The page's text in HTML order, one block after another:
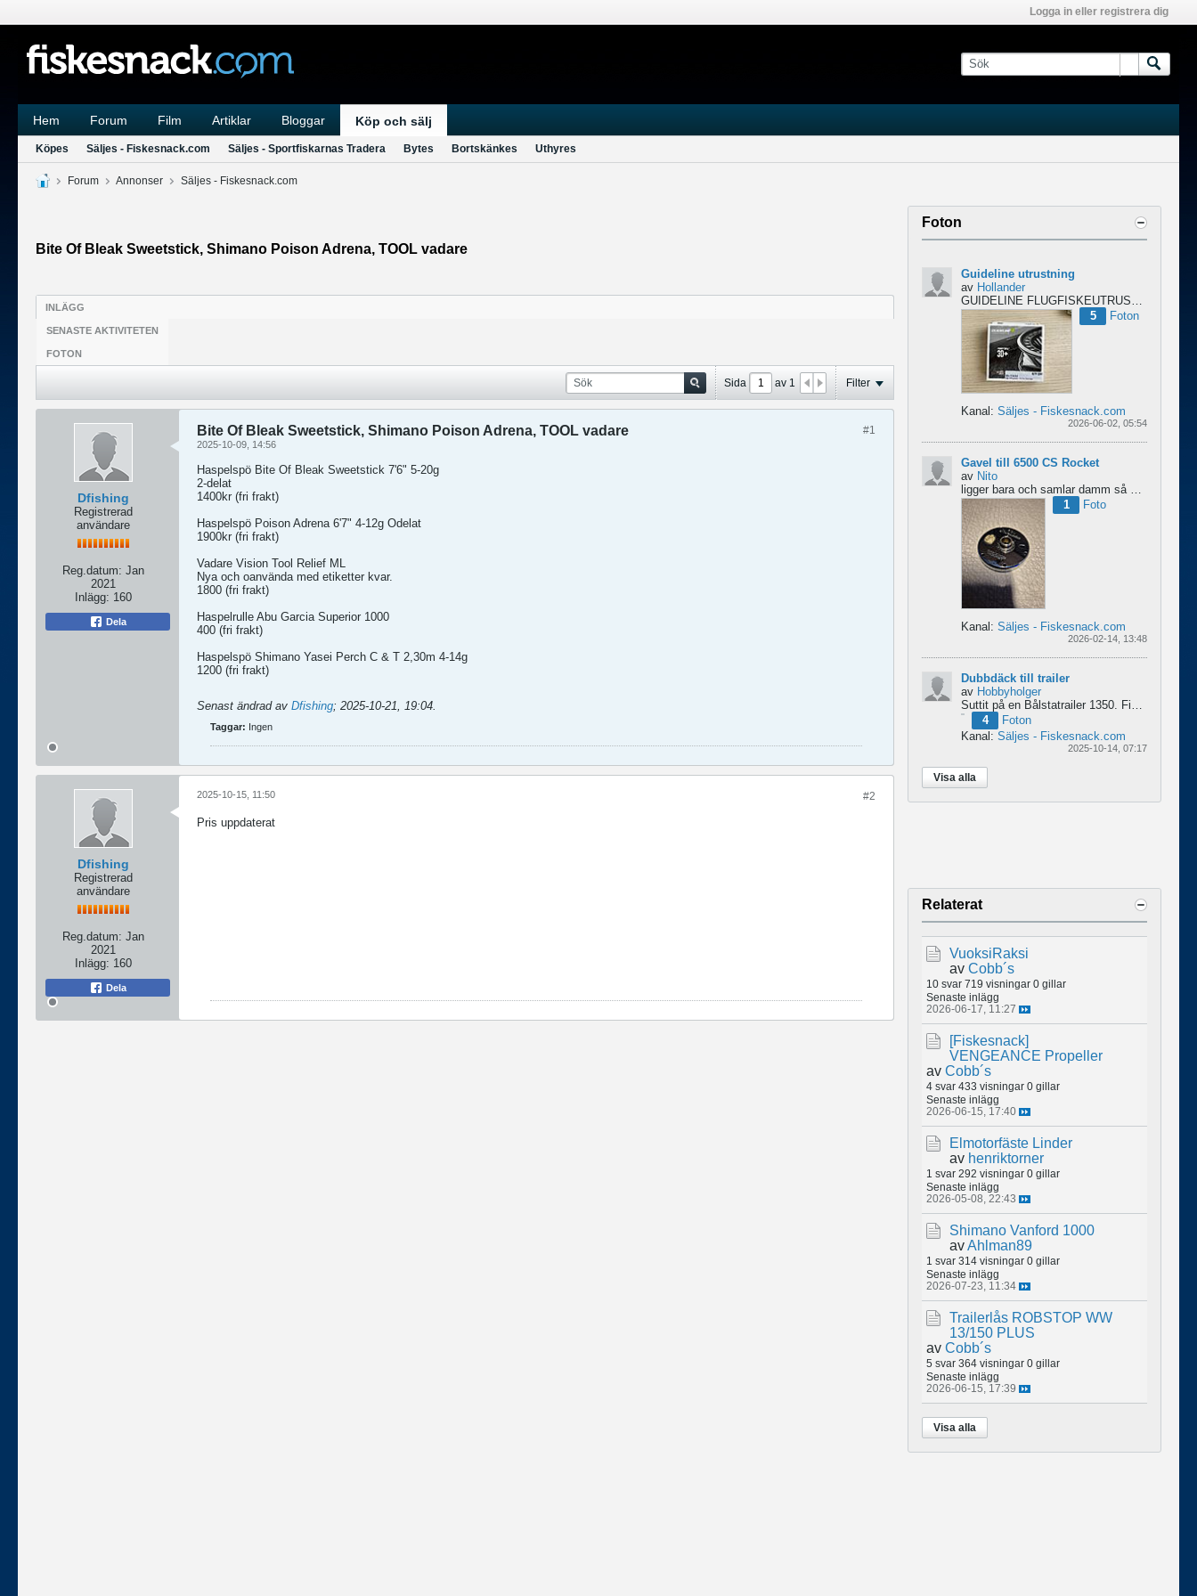
Logga in eller registrera dig
Hem Forum Film Artiklar Bloggar Köp och sälj
Köpes Säljes - Fiskesnack.com Säljes - Sportfiskarnas Tradera Bytes Bortskänkes Uthyres
Forum Annonser Säljes - Fiskesnack.com
Bite Of Bleak Sweetstick, Shimano Poison Adrena, TOOL vadare
INLÄGG
SENASTE AKTIVITETEN
FOTON
Sida av 1 Filter
Dfishing
Registrerad
användare
Reg.datum: Jan
2021
Inlägg: 160
Dela
#1
Bite Of Bleak Sweetstick, Shimano Poison Adrena, TOOL vadare
2025-10-09, 14:56
Haspelspö Bite Of Bleak Sweetstick 7'6" 5-20g
2-delat
1400kr (fri frakt)
Haspelspö Poison Adrena 6'7" 4-12g Odelat
1900kr (fri frakt)
Vadare Vision Tool Relief ML
Nya och oanvända med etiketter kvar.
1800 (fri frakt)
Haspelrulle Abu Garcia Superior 1000
400 (fri frakt)
Haspelspö Shimano Yasei Perch C & T 2,30m 4-14g
1200 (fri frakt)
Senast ändrad av Dfishing; 2025-10-21, 19:04.
Taggar: Ingen
Dfishing
Registrerad
användare
Reg.datum: Jan
2021
Inlägg: 160
Dela
#2
2025-10-15, 11:50
Pris uppdaterat
Foton
Guideline utrustning
av Hollander
GUIDELINE FLUGFISKEUTRUSTNING – NYTT & OÖPPNAT
5
Foton
Kanal: Säljes - Fiskesnack.com
2026-06-02, 05:54
Gavel till 6500 CS Rocket
av Nito
1
Foto
Kanal: Säljes - Fiskesnack.com
2026-02-14, 13:48
Dubbdäck till trailer
av Hobbyholger
Suttit på en Bålstatrailer 1350. Finns i Spånga men kan transporteras mot Linköping. 500kr
4
Foton
Kanal: Säljes - Fiskesnack.com
2025-10-14, 07:17
Visa alla
Relaterat
VuoksiRaksi
av Cobb´s
10 svar 719 visningar 0 gillar
Senaste inlägg
2026-06-17, 11:27
[Fiskesnack]
VENGEANCE Propeller
av Cobb´s
4 svar 433 visningar 0 gillar
Senaste inlägg
2026-06-15, 17:40
Elmotorfäste Linder
av henriktorner
1 svar 292 visningar 0 gillar
Senaste inlägg
2026-05-08, 22:43
Shimano Vanford 1000
avAhlman89
1 svar 314 visningar 0 gillar
Senaste inlägg
2026-07-23, 11:34
Trailerlås ROBSTOP WW
13/150 PLUS
av Cobb´s
5 svar 364 visningar 0 gillar
Senaste inlägg
2026-06-15, 17:39
Visa alla